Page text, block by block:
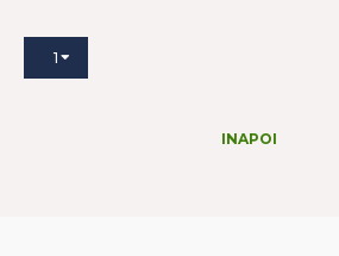
1
INAPOI